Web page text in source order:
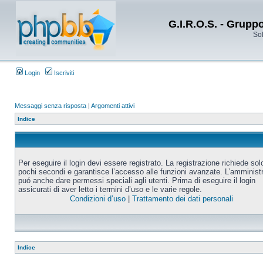
G.I.R.O.S. -
Login Iscriviti
Messaggi senza risposta | Argomenti attivi
Indice
Per eseguire il login devi essere registrato. La registrazione richiede
pochi secondi e garantisce l’accesso alle funzioni avanzate.
puó anche dare permessi speciali agli utenti. Prima di eseguire il login
assicurati di aver letto i termini d’uso e le varie regole.
Condizioni d’uso| Trattamento dei dati personali
Indice